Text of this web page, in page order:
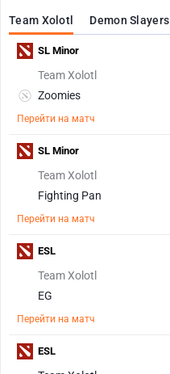
Team Xolotl Demon Slayers
Team Xolotl
Zoomies
Перейти на матч
SL Minor
Team Xolotl
Fighting Pan
Перейти на матч
SL Minor
Team Xolotl
EG
Перейти на матч
ESL
ESL